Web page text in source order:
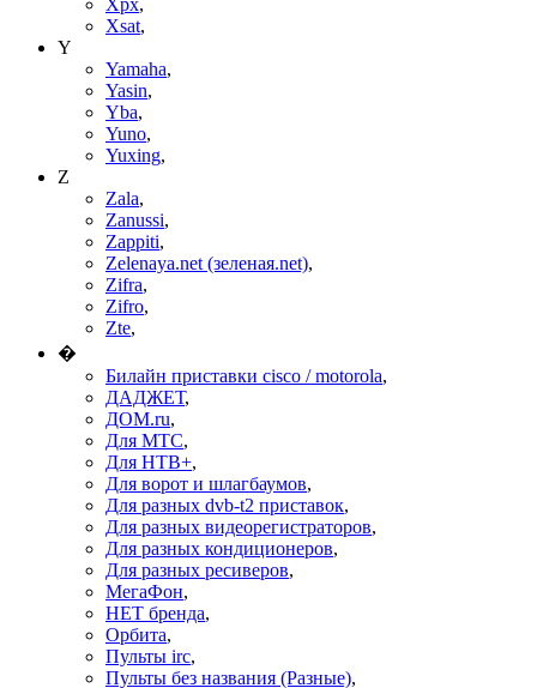
Xsat,
Y
Yamaha,
Yasin,
Yba,
Yuno,
Yuxing,
Z
Zala,
Zanussi,
Zappiti,
Zelenaya.net (зеленая.net),
Zifra,
Zifro,
Zte,
�
Билайн приставки cisco / motorola,
ДАДЖЕТ,
ДОМ.ru,
Для МТС,
Для НТВ+,
Для ворот и шлагбаумов,
Для разных dvb-t2 приставок,
Для разных видеорегистраторов,
Для разных кондиционеров,
Для разных ресиверов,
МегаФон,
НЕТ бренда,
Орбита,
Пульты irc,
Пульты без названия (Разные),